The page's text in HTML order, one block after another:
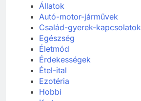
Állatok
Autó-motor-járművek
Család-gyerek-kapcsolatok
Egészség
Életmód
Érdekességek
Étel-ital
Ezotéria
Hobbi